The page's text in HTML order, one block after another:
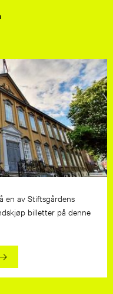
en av Stiftsgårdens
billetter på denne